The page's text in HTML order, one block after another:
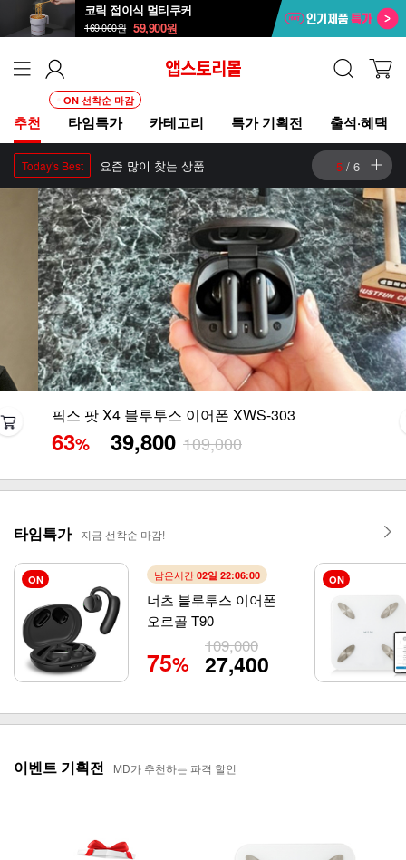
코릭 접이식 멀티쿠커
169,000원 59,900원
추천
ON 선착순 마감
타임특가 카테고리 특가 기획전 출석·혜택
Today's Best 요즘 많이 찾는 상품 5 / 6
픽스 팟 X4 블루투스 이어폰 XWS-303
39,800 109,000
타임특가 지금 선착순 마감!
ON 남은시간 02일 22:05:57
너츠 블루투스 이어폰
오르골 T90
75%
109,000
27,400
ON
이벤트 기획전 MD가 추천하는 파격 할인